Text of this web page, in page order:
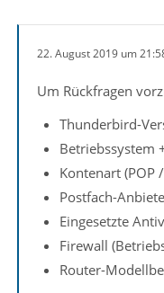
22. August 2019 um
Um Rückfragen
Thunderbird-
Betriebssystem
Kontenart (POP
Postfach-
Eingesetzte
Firewall
Router-